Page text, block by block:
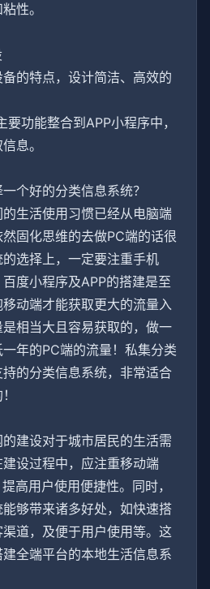
性。
的特点，设计简洁、高效的
功能整合到APP小程序中，
息。
个好的分类信息系统？
生活使用习惯已经从电脑端
固化思维的去做PC端的话很
选择上，一定要注重手机
度小程序及APP的搭建是至
动端才能获取更大的流量入
相当大且容易获取的，做一
年的PC端的流量！私集分类
的分类信息系统，非常适合
建设对于城市居民的生活需
设过程中，应注重移动端
高用户使用便捷性。同时，
够带来诸多好处，如快速搭
道，及便于用户使用等。这
全端平台的本地生活信息系